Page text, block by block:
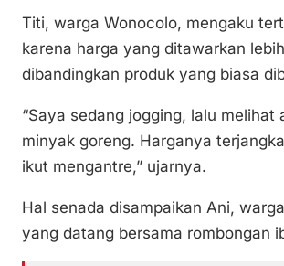
Titi, warga Wonocolo, mengaku
karena harga yang ditawarkan
dibandingkan produk yang biasa
“Saya sedang jogging, lalu melihat
minyak goreng. Harganya
ikut mengantre,” ujarnya.
Hal senada disampaikan Ani,
yang datang bersama rombongan